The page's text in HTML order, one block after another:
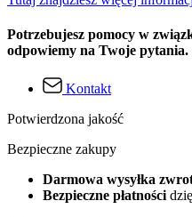
Potrzebujesz pomocy w
odpowiemy na Twoje pytania.
Kontakt
Potwierdzona jakość
Bezpieczne zakupy
Darmowa wysyłka
Bezpieczne płatności